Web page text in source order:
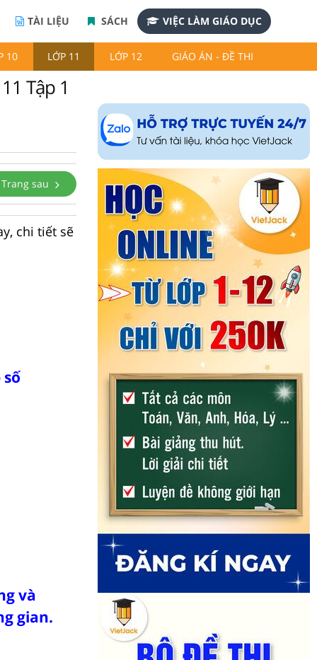
TÀI LIỆU SÁCH VIỆC LÀM GIÁO DỤC
10 LỚP 11 LỚP 12 GIÁO ÁN - ĐỀ THI
Tập 1
Trang sau
chi tiết sẽ
số
và
gian.